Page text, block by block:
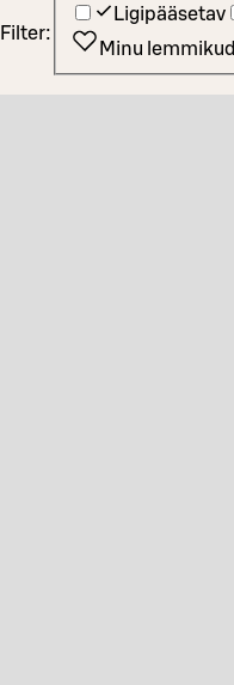
Filter:
Ligipääsetav
Minu lemmikud